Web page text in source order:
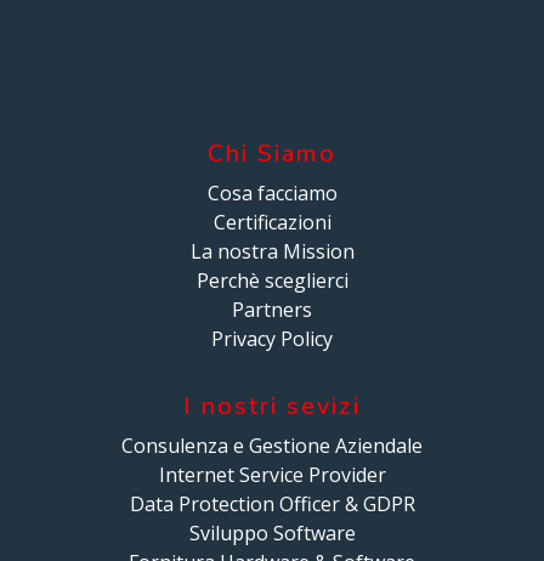
Chi Siamo
Cosa facciamo
Certificazioni
La nostra Mission
Perchè sceglierci
Partners
Privacy Policy
I nostri sevizi
Consulenza e Gestione Aziendale
Internet Service Provider
Data Protection Officer & GDPR
Sviluppo Software